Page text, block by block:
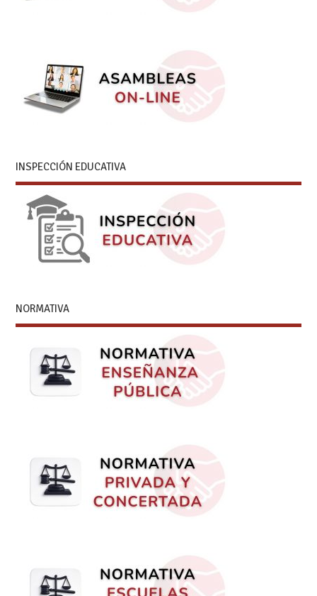
INSPECCIÓN EDUCATIVA
NORMATIVA